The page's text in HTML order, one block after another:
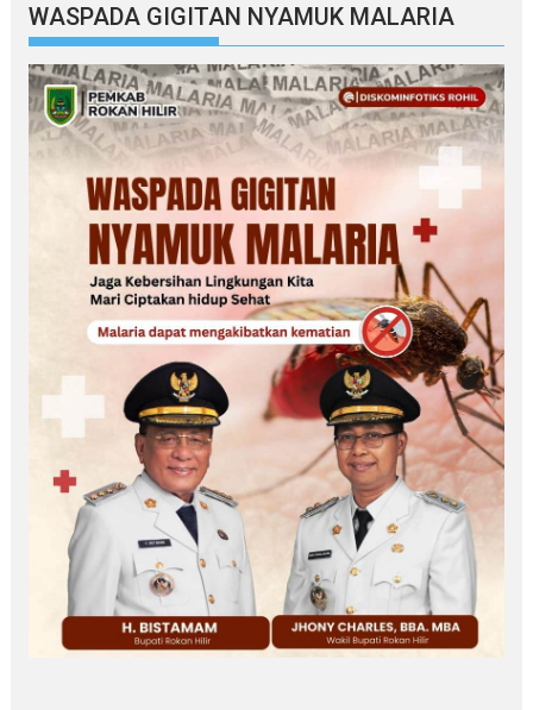
WASPADA GIGITAN NYAMUK MALARIA